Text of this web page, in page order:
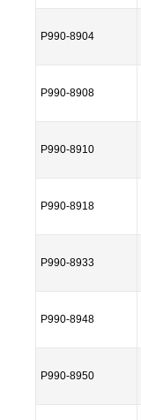
P990-8904
P990-8908
P990-8910
P990-8918
P990-8933
P990-8948
P990-8950